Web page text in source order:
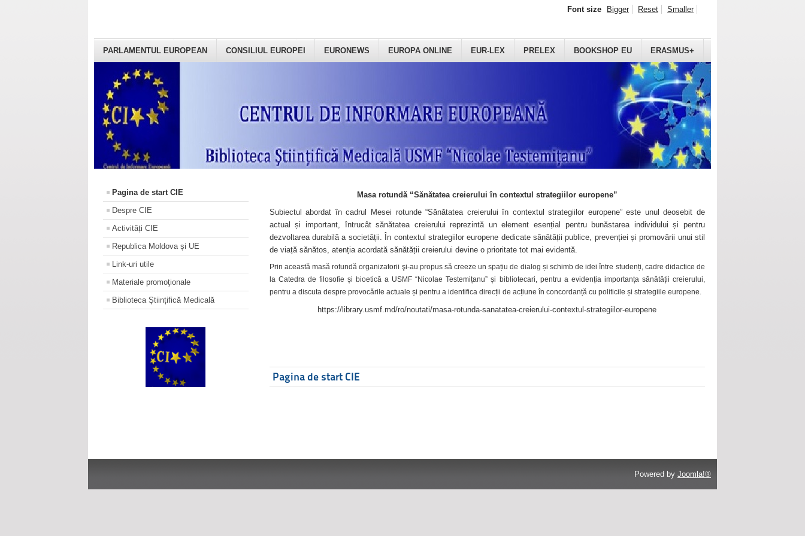
PARLAMENTUL EUROPEAN CONSILIUL EUROPEI EURONEWS EUROPA ONLINE EUR-LEX PRELEX BOOKSHOP EU ERASMUS+
Font size Bigger Reset Smaller
Pagina de start CIE
Despre CIE
Activități CIE
Republica Moldova și UE
Link-uri utile
Materiale promoţionale
Biblioteca Științifică Medicală
Masa rotundă “Sănătatea creierului în contextul strategiilor europene”
Subiectul abordat în cadrul Mesei rotunde “Sănătatea creierului în contextul strategiilor europene” este unul deosebit de
actual și important, întrucât sănătatea creierului reprezintă un element esențial pentru bunăstarea individului și pentru
dezvoltarea durabilă a societății. În contextul strategiilor europene dedicate sănătății publice, prevenției și promovării unui stil
de viață sănătos, atenția acordată sănătății creierului devine o prioritate tot mai evidentă.
Prin această masă rotundă organizatorii şi-au propus să creeze un spațiu de dialog și schimb de idei între studenți, cadre didactice de
la Catedra de filosofie și bioetică a USMF “Nicolae Testemițanu” și bibliotecari, pentru a evidenția importanța sănătății creierului,
pentru a discuta despre provocările actuale și pentru a identifica direcții de acțiune în concordanță cu politicile și strategiile europene.
https://library.usmf.md/ro/noutati/masa-rotunda-sanatatea-creierului-contextul-strategiilor-europene
Pagina de start CIE
Powered by Joomla!®